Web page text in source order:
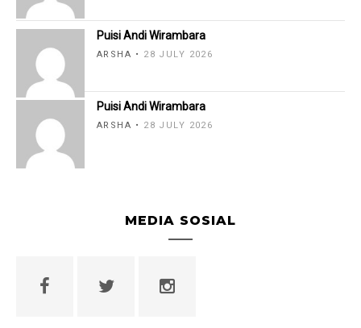
Puisi Andi Wirambara
ARSHA 28 JULY 2026
Puisi Andi Wirambara
ARSHA 28 JULY 2026
MEDIA SOSIAL